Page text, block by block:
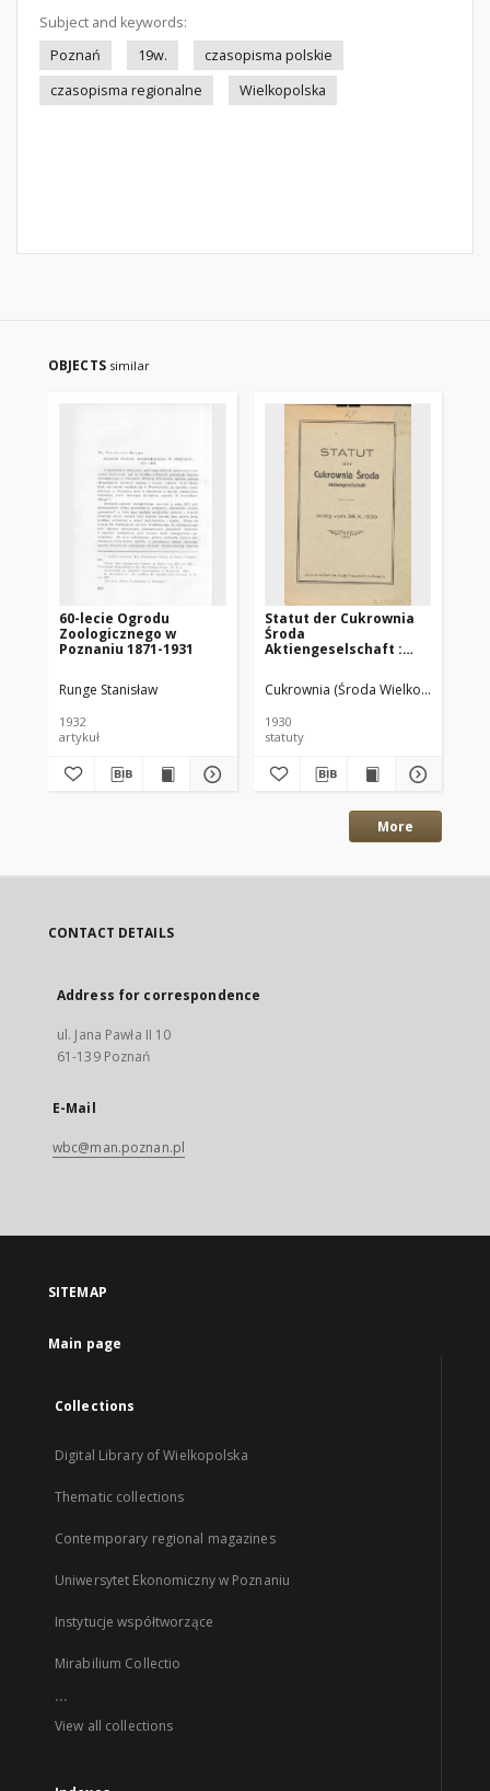
Subject and keywords:
Poznań
19w.
czasopisma polskie
czasopisma regionalne
Wielkopolska
OBJECTS similar
60-lecie Ogrodu
Zoologicznego w
Poznaniu 1871-1931
Runge Stanisław
1932
artykuł
Statut der Cukrownia
Środa
Aktiengeselschaft :
Cukrownia (Środa Wielkopolska)
1930
statuty
More
CONTACT DETAILS
Address for correspondence
ul. Jana Pawła II 10
61-139 Poznań
E-Mail
wbc@man.poznan.pl
SITEMAP
Main page
Collections
Digital Library of Wielkopolska
Thematic collections
Contemporary regional magazines
Uniwersytet Ekonomiczny w Poznaniu
Instytucje współtworzące
Mirabilium Collectio
...
View all collections